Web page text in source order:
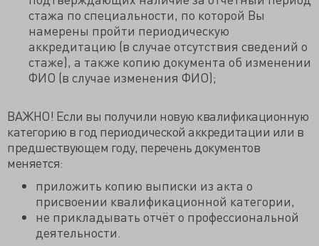
стажа по специальности, по которой Вы
намерены пройти периодическую
аккредитацию (в случае отсутствия сведений о
стаже), а также копию документа об изменении
ФИО (в случае изменения ФИО);
ВАЖНО! Если вы получили новую квалификационную
категорию в год периодической аккредитации или в
предшествующем году, перечень документов
меняется:
приложить копию выписки из акта о
присвоении квалификационной категории,
не прикладывать отчёт о профессиональной
деятельности.